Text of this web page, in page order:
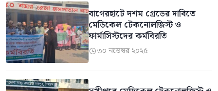
বাগেরহাটে দশম গ্রেডের দাবিতে
মেডিকেল টেকনোলজিস্ট ও
ফার্মাসিস্টদের কর্মবিরতি
৩০ নভেম্বর ২০২৫